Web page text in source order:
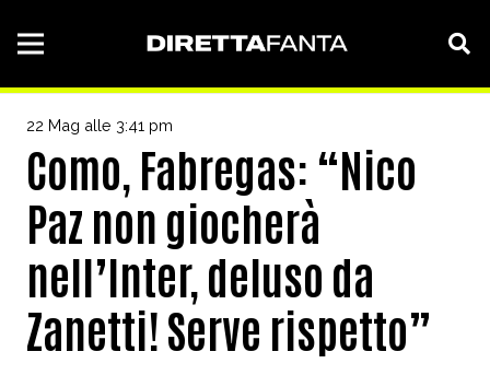
22 Mag alle 3:41 pm
Como, Fabregas: “Nico
Paz non giocherà
nell’Inter, deluso da
Zanetti! Serve rispetto”